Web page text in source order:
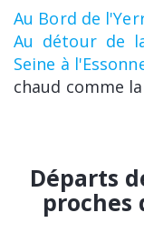
Au Bord de
Au détour de
Seine à
chaud comme
Départs
proches